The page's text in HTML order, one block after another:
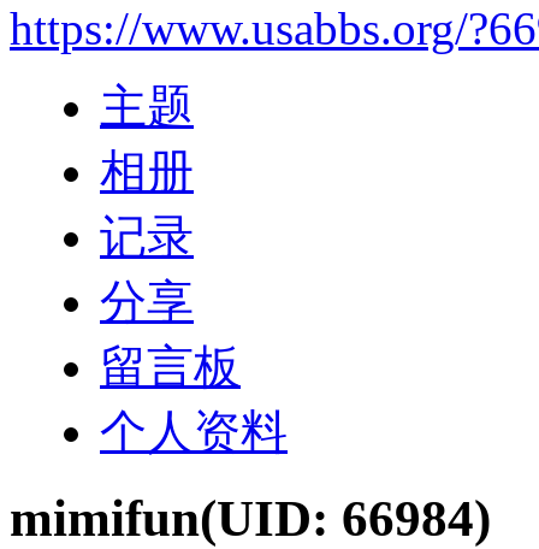
https://www.usabbs.org/
主题
相册
记录
分享
留言板
个人资料
mimifun(UID: 66984)